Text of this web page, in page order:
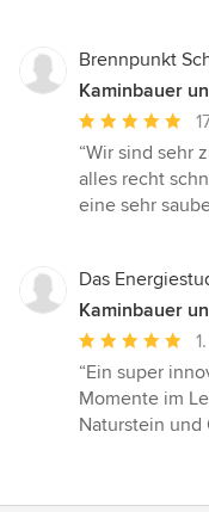
Brennpunkt
Kaminbauer
Bewertung:
5
von
“Wir sind sehr
alles recht
eine sehr
Das
Kaminbauer
Bewertung:
5
von
“Ein super
Momente im
Naturstein und